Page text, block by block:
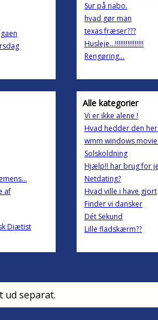
Sur på nabo.
hvad gør man
texas fræser???
Husleje...!!!!!!!!!!!!!!!!
Rengøring...
af
Diætist
Alle kategorier
Vi er ikke alene !
Hvad hedder den her
wmm windows
Solskoldning
Hjælp!! har brug for
Netdating?
Hvad ville i have gjort
Finder vi dansker
Dét Sekund
Lille fladskærm??
ud separat.